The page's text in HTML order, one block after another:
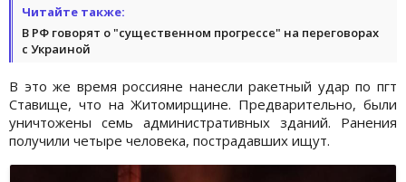
Читайте также:
В РФ говорят о "существенном прогрессе" на переговорах
с Украиной
В это же время россияне нанесли ракетный удар по пгт
Ставище, что на Житомирщине. Предварительно, были
уничтожены семь административных зданий. Ранения
получили четыре человека, пострадавших ищут.